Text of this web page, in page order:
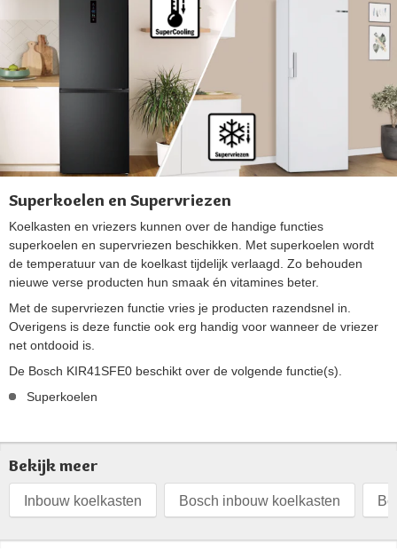
Superkoelen en Supervriezen
Koelkasten en vriezers kunnen over de handige functies
superkoelen en supervriezen beschikken. Met superkoelen wordt
de temperatuur van de koelkast tijdelijk verlaagd. Zo behouden
nieuwe verse producten hun smaak én vitamines beter.
Met de supervriezen functie vries je producten razendsnel in.
Overigens is deze functie ook erg handig voor wanneer de vriezer
net ontdooid is.
De Bosch KIR41SFE0 beschikt over de volgende functie(s).
Superkoelen
Bekijk meer
Inbouw koelkasten Bosch inbouw koelkasten